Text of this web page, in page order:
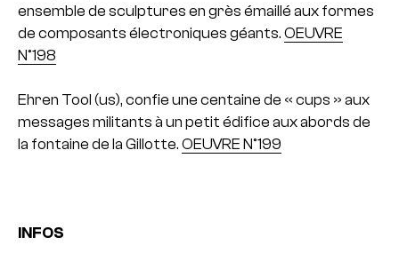
ensemble de sculptures en grès émaillé aux formes
de composants électroniques géants. OEUVRE
N°198
Ehren Tool (us), confie une centaine de « cups » aux
messages militants à un petit édifice aux abords de
la fontaine de la Gillotte. OEUVRE N°199
INFOS